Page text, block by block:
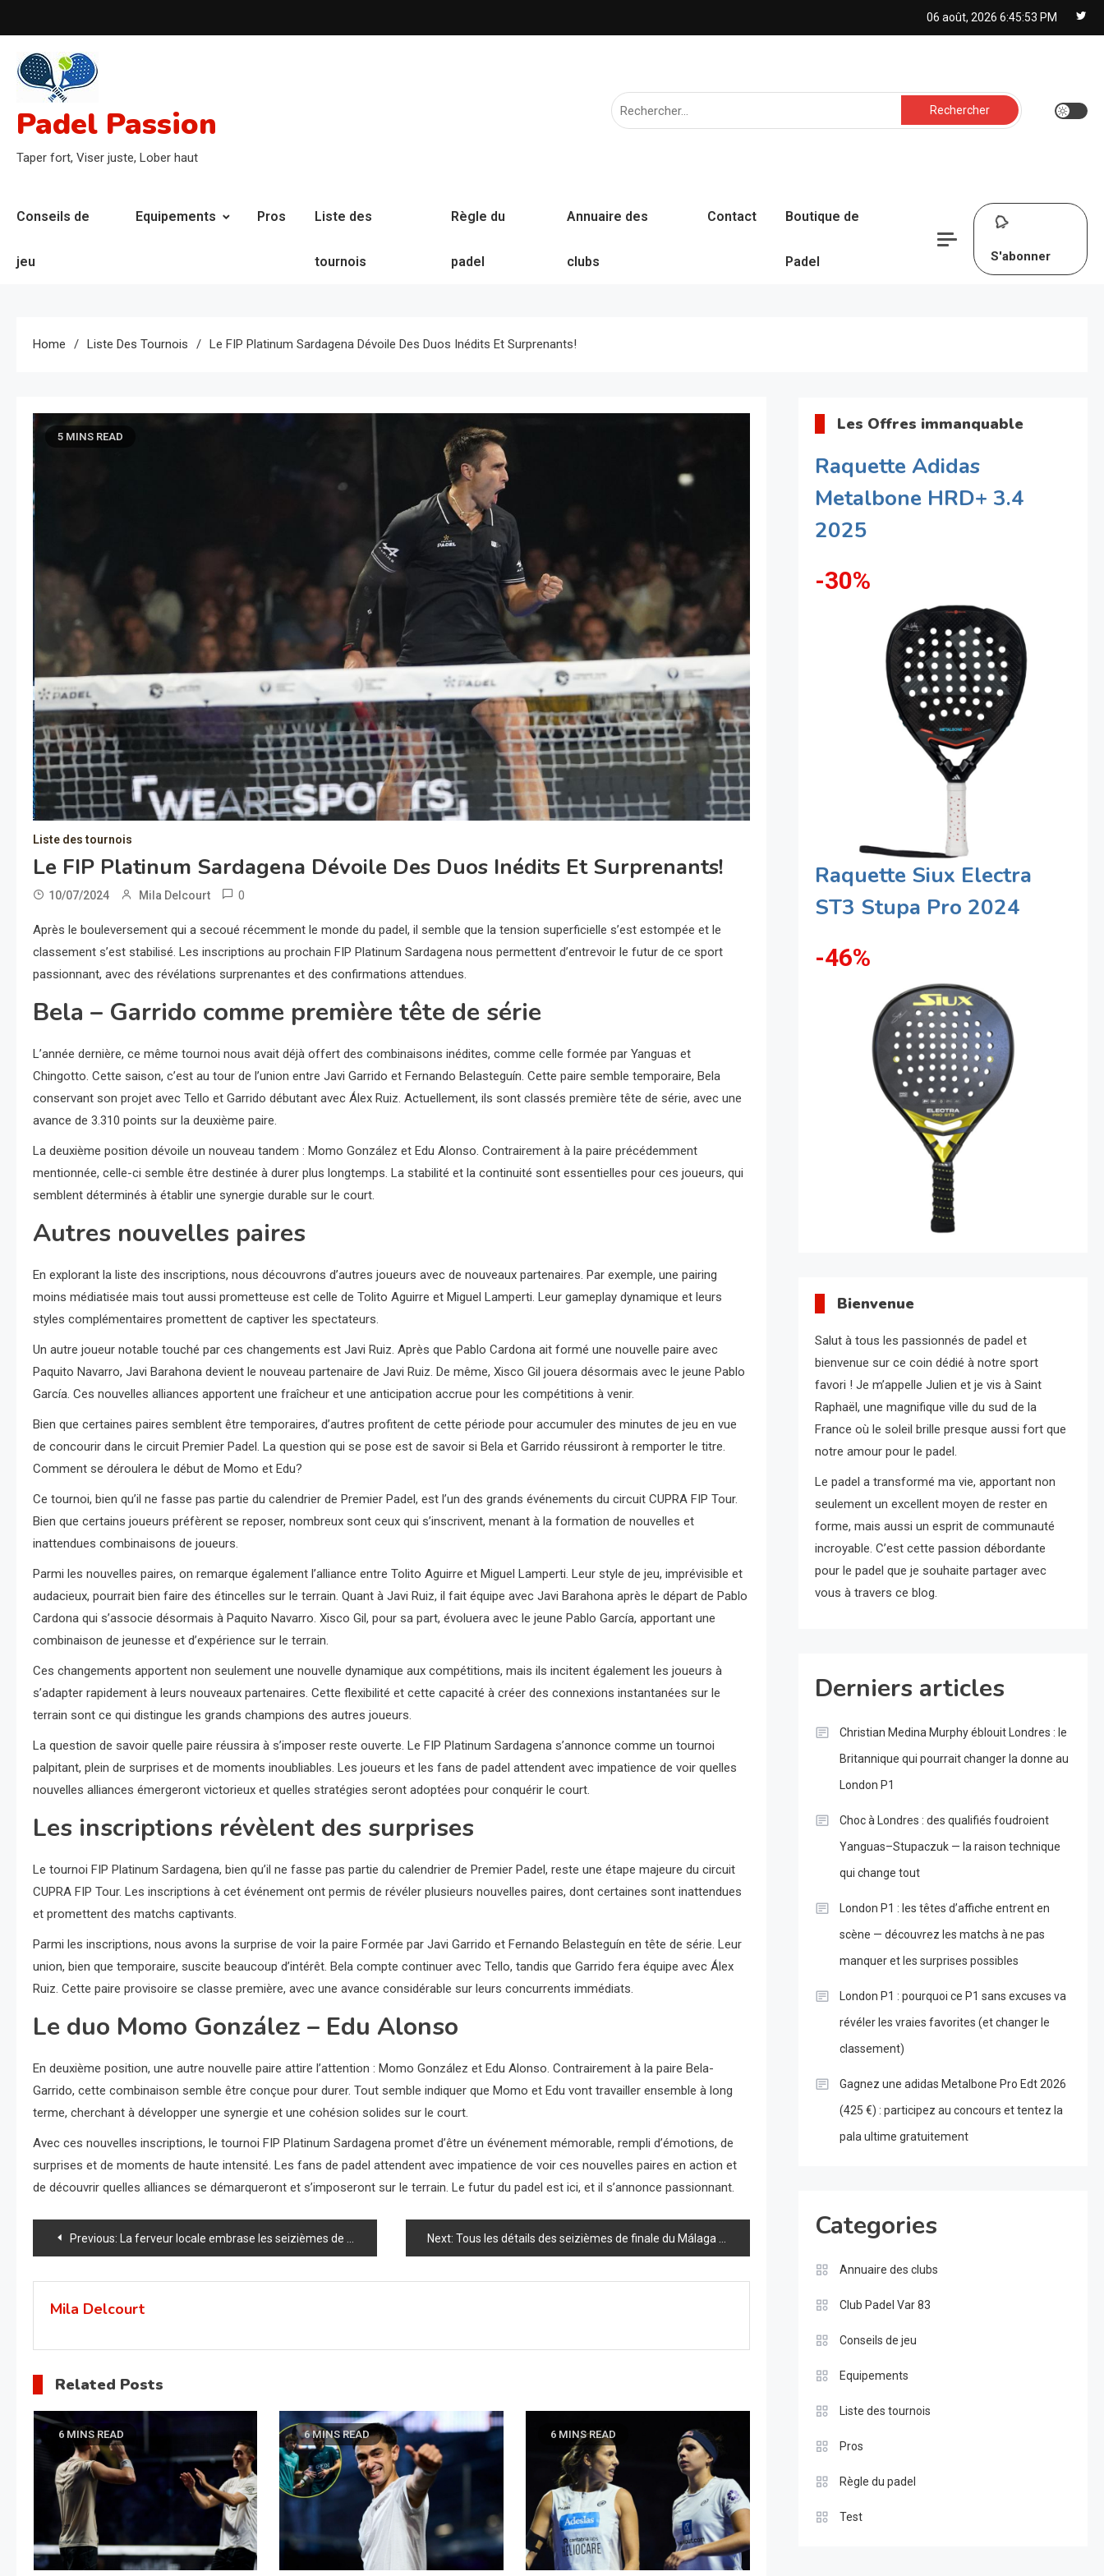
to
content
06 août, 2026 6:45:54 PM
Padel Passion
Taper fort, Viser juste, Lober haut
Rechercher :
Conseils de
jeu
Equipements Pros Liste des
tournois
Règle du
padel
Annuaire des
clubs
Contact Boutique de
Padel S'abonner
Home Liste Des Tournois Le FIP Platinum Sardagena Dévoile Des Duos Inédits Et Surprenants!
5 MINS READ
Liste des tournois
Le FIP Platinum Sardagena Dévoile Des Duos Inédits Et Surprenants!
10/07/2024 Mila Delcourt 0
Après le bouleversement qui a secoué récemment le monde du padel, il semble que la tension superficielle s’est estompée et le
classement s’est stabilisé. Les inscriptions au prochain FIP Platinum Sardagena nous permettent d’entrevoir le futur de ce sport
passionnant, avec des révélations surprenantes et des confirmations attendues.
Bela – Garrido comme première tête de série
L’année dernière, ce même tournoi nous avait déjà offert des combinaisons inédites, comme celle formée par Yanguas et
Chingotto. Cette saison, c’est au tour de l’union entre Javi Garrido et Fernando Belasteguín. Cette paire semble temporaire, Bela
conservant son projet avec Tello et Garrido débutant avec Álex Ruiz. Actuellement, ils sont classés première tête de série, avec une
avance de 3.310 points sur la deuxième paire.
La deuxième position dévoile un nouveau tandem : Momo González et Edu Alonso. Contrairement à la paire précédemment
mentionnée, celle-ci semble être destinée à durer plus longtemps. La stabilité et la continuité sont essentielles pour ces joueurs, qui
semblent déterminés à établir une synergie durable sur le court.
Autres nouvelles paires
En explorant la liste des inscriptions, nous découvrons d’autres joueurs avec de nouveaux partenaires. Par exemple, une pairing
moins médiatisée mais tout aussi prometteuse est celle de Tolito Aguirre et Miguel Lamperti. Leur gameplay dynamique et leurs
styles complémentaires promettent de captiver les spectateurs.
Un autre joueur notable touché par ces changements est Javi Ruiz. Après que Pablo Cardona ait formé une nouvelle paire avec
Paquito Navarro, Javi Barahona devient le nouveau partenaire de Javi Ruiz. De même, Xisco Gil jouera désormais avec le jeune Pablo
García. Ces nouvelles alliances apportent une fraîcheur et une anticipation accrue pour les compétitions à venir.
Bien que certaines paires semblent être temporaires, d’autres profitent de cette période pour accumuler des minutes de jeu en vue
de concourir dans le circuit Premier Padel. La question qui se pose est de savoir si Bela et Garrido réussiront à remporter le titre.
Comment se déroulera le début de Momo et Edu?
Ce tournoi, bien qu’il ne fasse pas partie du calendrier de Premier Padel, est l’un des grands événements du circuit CUPRA FIP Tour.
Bien que certains joueurs préfèrent se reposer, nombreux sont ceux qui s’inscrivent, menant à la formation de nouvelles et
inattendues combinaisons de joueurs.
Parmi les nouvelles paires, on remarque également l’alliance entre Tolito Aguirre et Miguel Lamperti. Leur style de jeu, imprévisible et
audacieux, pourrait bien faire des étincelles sur le terrain. Quant à Javi Ruiz, il fait équipe avec Javi Barahona après le départ de Pablo
Cardona qui s’associe désormais à Paquito Navarro. Xisco Gil, pour sa part, évoluera avec le jeune Pablo García, apportant une
combinaison de jeunesse et d’expérience sur le terrain.
Ces changements apportent non seulement une nouvelle dynamique aux compétitions, mais ils incitent également les joueurs à
s’adapter rapidement à leurs nouveaux partenaires. Cette flexibilité et cette capacité à créer des connexions instantanées sur le
terrain sont ce qui distingue les grands champions des autres joueurs.
La question de savoir quelle paire réussira à s’imposer reste ouverte. Le FIP Platinum Sardagena s’annonce comme un tournoi
palpitant, plein de surprises et de moments inoubliables. Les joueurs et les fans de padel attendent avec impatience de voir quelles
nouvelles alliances émergeront victorieux et quelles stratégies seront adoptées pour conquérir le court.
Les inscriptions révèlent des surprises
Le tournoi FIP Platinum Sardagena, bien qu’il ne fasse pas partie du calendrier de Premier Padel, reste une étape majeure du circuit
CUPRA FIP Tour. Les inscriptions à cet événement ont permis de révéler plusieurs nouvelles paires, dont certaines sont inattendues
et promettent des matchs captivants.
Parmi les inscriptions, nous avons la surprise de voir la paire Formée par Javi Garrido et Fernando Belasteguín en tête de série. Leur
union, bien que temporaire, suscite beaucoup d’intérêt. Bela compte continuer avec Tello, tandis que Garrido fera équipe avec Álex
Ruiz. Cette paire provisoire se classe première, avec une avance considérable sur leurs concurrents immédiats.
Le duo Momo González – Edu Alonso
En deuxième position, une autre nouvelle paire attire l’attention : Momo González et Edu Alonso. Contrairement à la paire Bela-
Garrido, cette combinaison semble être conçue pour durer. Tout semble indiquer que Momo et Edu vont travailler ensemble à long
terme, cherchant à développer une synergie et une cohésion solides sur le court.
Avec ces nouvelles inscriptions, le tournoi FIP Platinum Sardagena promet d’être un événement mémorable, rempli d’émotions, de
surprises et de moments de haute intensité. Les fans de padel attendent avec impatience de voir ces nouvelles paires en action et
de découvrir quelles alliances se démarqueront et s’imposeront sur le terrain. Le futur du padel est ici, et il s’annonce passionnant.
Navigation
de
l’article
Previous: La ferveur locale embrase les seizièmes de finale à Málaga P1! Next: Tous les détails des seizièmes de finale du Málaga Premier Padel P1 : rencontres, horaires et streaming!
Mila Delcourt
Related Posts
6 MINS READ 6 MINS READ 6 MINS READ
Les Offres immanquable
Raquette Adidas
Metalbone HRD+ 3.4
2025
-30%
Raquette Siux Electra
ST3 Stupa Pro 2024
-46%
Bienvenue
Salut à tous les passionnés de padel et
bienvenue sur ce coin dédié à notre sport
favori ! Je m’appelle Julien et je vis à Saint
Raphaël, une magnifique ville du sud de la
France où le soleil brille presque aussi fort que
notre amour pour le padel.
Le padel a transformé ma vie, apportant non
seulement un excellent moyen de rester en
forme, mais aussi un esprit de communauté
incroyable. C’est cette passion débordante
pour le padel que je souhaite partager avec
vous à travers ce blog.
Derniers articles
Christian Medina Murphy éblouit Londres : le
Britannique qui pourrait changer la donne au
London P1
Choc à Londres : des qualifiés foudroient
Yanguas–Stupaczuk — la raison technique
qui change tout
London P1 : les têtes d’affiche entrent en
scène — découvrez les matchs à ne pas
manquer et les surprises possibles
London P1 : pourquoi ce P1 sans excuses va
révéler les vraies favorites (et changer le
classement)
Gagnez une adidas Metalbone Pro Edt 2026
(425 €) : participez au concours et tentez la
pala ultime gratuitement
Categories
Annuaire des clubs
Club Padel Var 83
Conseils de jeu
Equipements
Liste des tournois
Pros
Règle du padel
Test